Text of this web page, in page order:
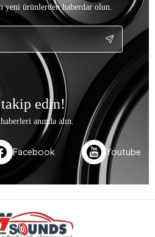
yeni ürünlerden haberdar olun.
edin!
anında alın.
Facebook Youtube